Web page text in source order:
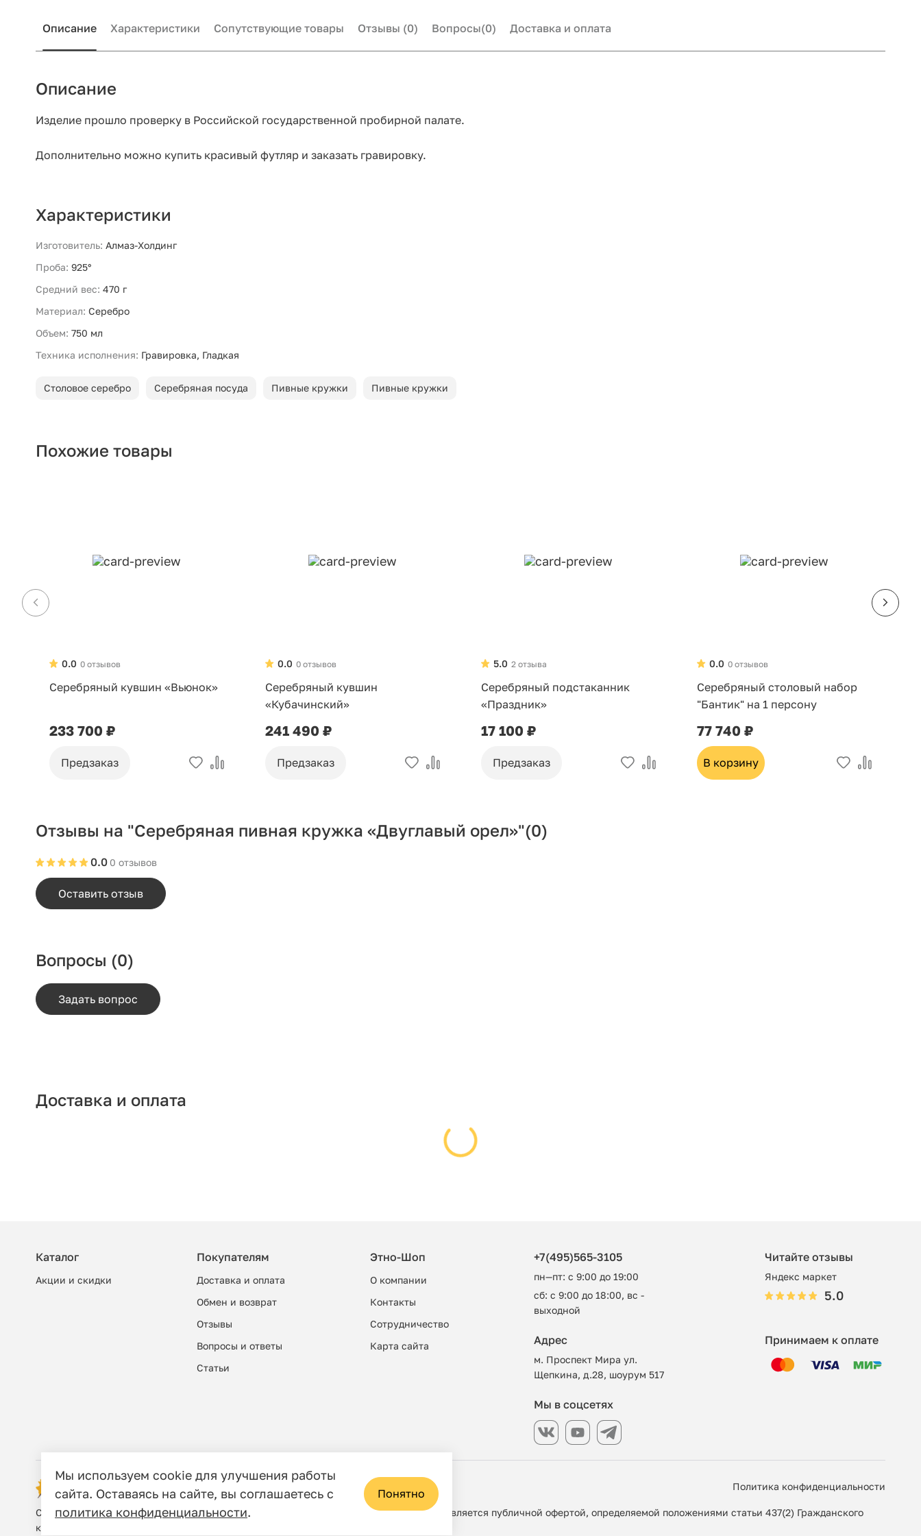
Описание Характеристики Сопутствующие товары Отзывы (0) Вопросы(0) Доставка и оплата
Описание
Изделие прошло проверку в Российской государственной пробирной палате.
Дополнительно можно купить красивый футляр и заказать гравировку.
Характеристики
Изготовитель: Алмаз-Холдинг
Проба: 925°
Средний вес: 470 г
Материал: Серебро
Объем: 750 мл
Техника исполнения: Гравировка, Гладкая
Столовое серебро Серебряная посуда Пивные кружки Пивные кружки
Похожие товары
0 отзывов
0.0
Серебряный кувшин «Вьюнок»
233 700 ₽
Предзаказ
0 отзывов
0.0
Серебряный кувшин
«Кубачинский»
241 490 ₽
Предзаказ
2 отзыва
5.0
Серебряный подстаканник
«Праздник»
17 100 ₽
Предзаказ
0 отзывов
0.0
Серебряный столовый набор
"Бантик" на 1 персону
77 740 ₽
В корзину
Отзывы на "Серебряная пивная кружка «Двуглавый орел»"(0)
0 отзывов
0.0
Оставить отзыв
Вопросы (0)
Задать вопрос
Доставка и оплата
Каталог
Акции и скидки
Покупателям
Доставка и оплата
Обмен и возврат
Отзывы
Вопросы и ответы
Cтатьи
Этно-Шоп
О компании
Контакты
Сотрудничество
Карта сайта
+7(495)565-3105
пн—пт: с 9:00 до 19:00
сб: с 9:00 до 18:00, вс -
выходной
Читайте отзывы
Яндекс маркет
5.0
Адрес
м. Проспект Мира ул.
Щепкина, д.28, шоурум 517
Принимаем к оплате
Мы в соцсетях
© 2006 - 2026 Этно-шоп, Интернет-магазин Политика конфиденциальности
Сайт носит исключительно информационный характер, и ни при каких условиях не является публичной офертой, определяемой положениями статьи 437(2) Гражданского
кодекса Российской Федерации
Мы используем cookie для улучшения работы
сайта. Оставаясь на сайте, вы соглашаетесь с
политика конфиденциальности.
Понятно